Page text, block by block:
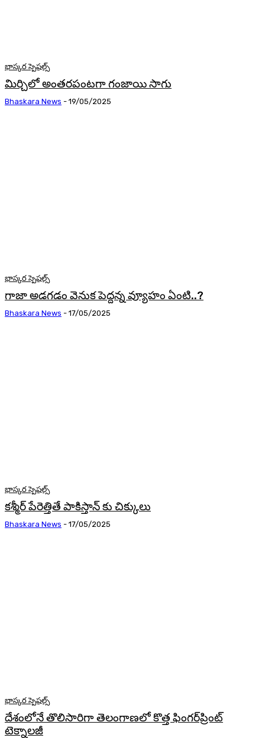
భాస్కర స్పెషల్స్
మిర్చిలో అంతరపంటగా గంజాయి సాగు
Bhaskara News - 19/05/2025
భాస్కర స్పెషల్స్
గాజా అడగడం వెనుక పెద్దన్న వ్యూహం ఏంటి..?
Bhaskara News - 17/05/2025
భాస్కర స్పెషల్స్
కశ్మీర్ పేరెత్తితే పాకిస్తాన్ కు చిక్కులు
Bhaskara News - 17/05/2025
భాస్కర స్పెషల్స్
దేశంలోనే తొలిసారిగా తెలంగాణలో కొత్త ఫింగర్‌ప్రింట్‌
టెక్నాలజీ